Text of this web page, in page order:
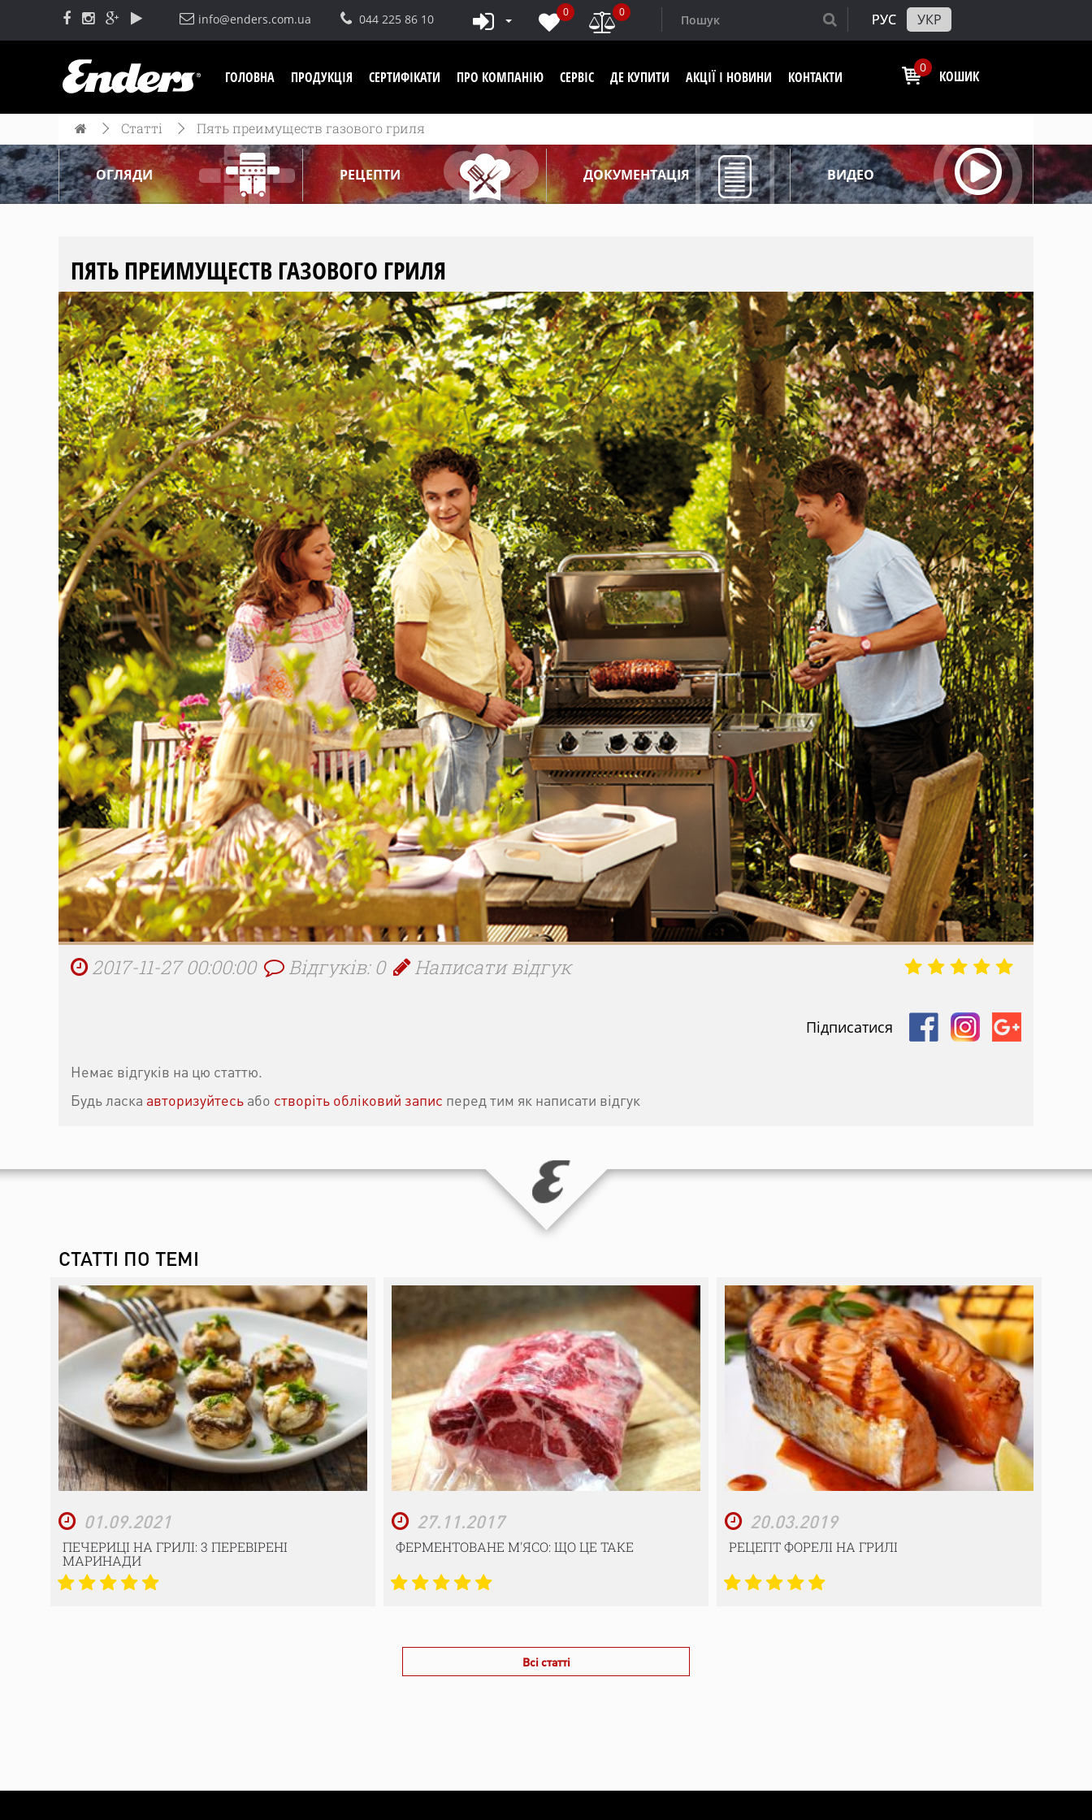
info@enders.com.ua 044 225 86 10 0 0 РУС УКР
ГОЛОВНА ПРОДУКЦІЯ СЕРТИФІКАТИ ПРО КОМПАНІЮ СЕРВІС ДЕ КУПИТИ АКЦІЇ І НОВИНИ КОНТАКТИ
0
КОШИК
Статті Пять преимуществ газового гриля
ОГЛЯДИ РЕЦЕПТИ ДОКУМЕНТАЦІЯ ВИДЕО
ПЯТЬ ПРЕИМУЩЕСТВ ГАЗОВОГО ГРИЛЯ
2017-11-27 00:00:00 Відгуків: 0 Написати відгук
Підписатися
Немає відгуків на цю статтю.
Будь ласка авторизуйтесь або створіть обліковий запис перед тим як написати відгук
СТАТТІ ПО ТЕМІ
01.09.2021
ПЕЧЕРИЦІ НА ГРИЛІ: 3 ПЕРЕВІРЕНІ
МАРИНАДИ
27.11.2017
ФЕРМЕНТОВАНЕ М'ЯСО: ЩО ЦЕ ТАКЕ
20.03.2019
РЕЦЕПТ ФОРЕЛІ НА ГРИЛІ
Всі статті